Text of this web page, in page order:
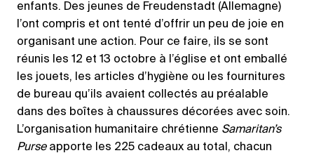
enfants. Des jeunes de Freudenstadt (Allemagne)
l’ont compris et ont tenté d’offrir un peu de joie en
organisant une action. Pour ce faire, ils se sont
réunis les 12 et 13 octobre à l’église et ont emballé
les jouets, les articles d’hygiène ou les fournitures
de bureau qu’ils avaient collectés au préalable
dans des boîtes à chaussures décorées avec soin.
L’organisation humanitaire chrétienne Samaritan’s
Purse apporte les 225 cadeaux au total, chacun